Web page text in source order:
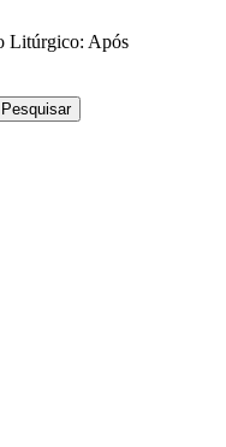
Litúrgico: Após